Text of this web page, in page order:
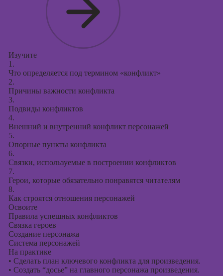
Изучите
1.
Что определяется под термином «конфликт»
2.
Причины важности конфликта
3.
Подвиды конфликтов
4.
Внешний и внутренний конфликт персонажей
5.
Опорные пункты конфликта
6.
Связки, используемые в построении конфликтов
7.
Герои, которые обязательно понравятся читателям
8.
Как строятся отношения персонажей
Освоите
Правила успешных конфликтов
Связка героев
Создание персонажа
Система персонажей
На практике
• Сделать план ключевого конфликта для произведения.
• Создать “досье” на главного персонажа произведения.